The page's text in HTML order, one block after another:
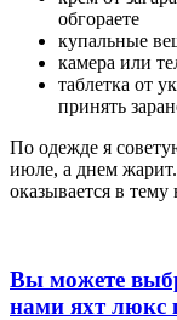
обгораете
купальные
камера или
таблетка от
принять
По одежде я
июле, а днем жарит.
оказывается в
Вы можете
нами яхт люкс